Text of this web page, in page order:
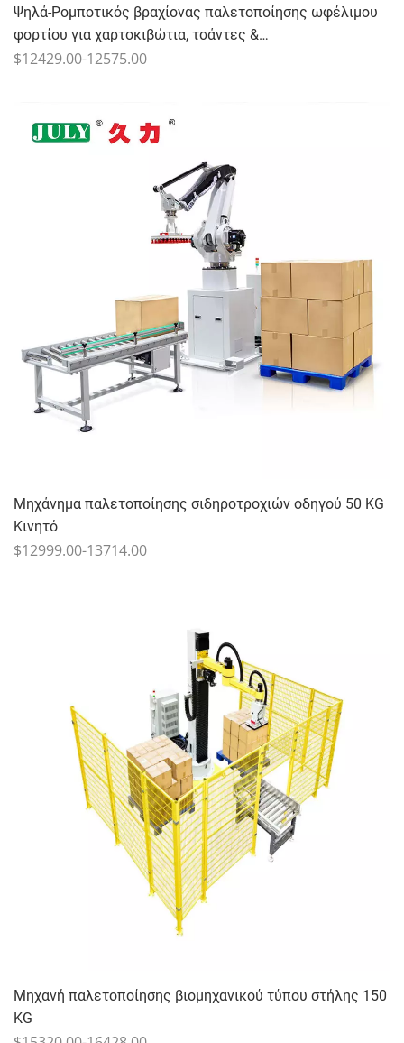
Ψηλά-Ρομποτικός βραχίονας παλετοποίησης ωφέλιμου
φορτίου για χαρτοκιβώτια, τσάντες &
Εμπορευματοκιβώτια χύδην - ΙΟΥΛΙΟΣ
$12429.00-12575.00
Μηχάνημα παλετοποίησης σιδηροτροχιών οδηγού 50 KG
Κινητό
$12999.00-13714.00
Μηχανή παλετοποίησης βιομηχανικού τύπου στήλης 150
KG